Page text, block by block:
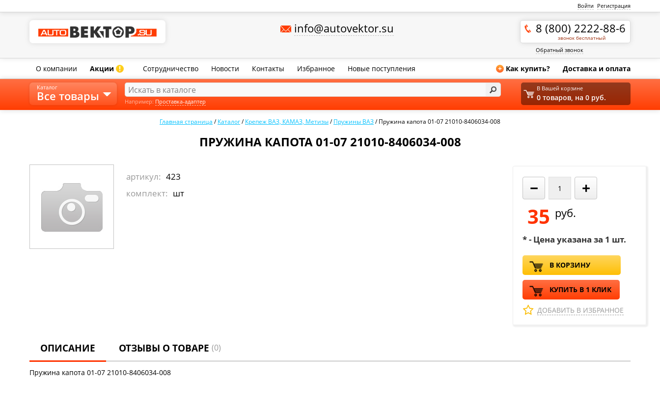
Войти Регистрация
info@autovektor.su 8 (800) 2222-88-6
звонок бесплатный
Обратный звонок
О компании Акции ! Сотрудничество Новости Контакты Избранное Новые поступления + Как купить? Доставка и оплата
Главная страница /Каталог/Крепеж ВАЗ, КАМАЗ, Метизы/Пружины ВАЗ/Пружина капота 01-07 21010-8406034-008
ПРУЖИНА КАПОТА 01-07 21010-8406034-008
артикул: 423
комплект: шт − +
35 руб.
* - Цена указана за 1 шт.
В КОРЗИНУ
КУПИТЬ В 1 КЛИК
ДОБАВИТЬ В ИЗБРАННОЕ
ОПИСАНИЕ ОТЗЫВЫ О ТОВАРЕ (0)
Пружина капота 01-07 21010-8406034-008
Каталог
Все товары
В Вашей корзине
0 товаров, на 0 руб.
Например: Проставка-адаптер